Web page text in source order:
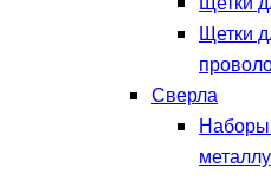
Щетки
Сверла
Наборы
металлу